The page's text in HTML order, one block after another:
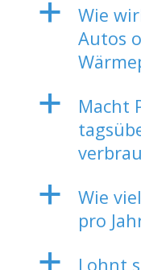
a
Wie
Autos
a
Macht
a
Wie
pro
a
Lohnt